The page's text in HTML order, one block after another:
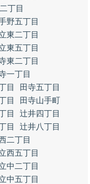
丁目
野五丁目
東二丁目
東五丁目
東二丁目
一丁目
目
田寺五丁目
目
田寺山手町
目
辻井四丁目
目
辻井八丁目
二丁目
西五丁目
中二丁目
中五丁目